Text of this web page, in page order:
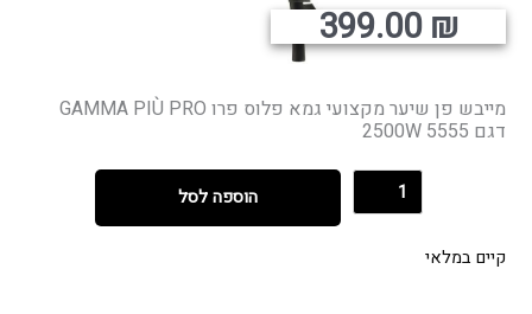
מייבש פן שיער מקצועי גמא פלוס פרו GAMMA PIÙ PRO
דגם 5555 2500W
399.00₪
הוספה לסל
קיים במלאי